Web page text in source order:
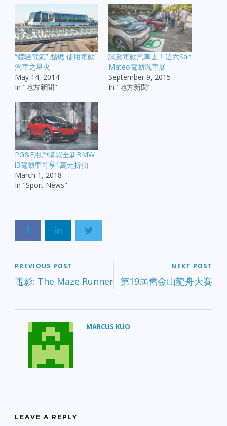
“體驗電氣” 點燃 使用電動
汽車之星火
May 14, 2014
In "地方新聞"
試駕電動汽車去！週六San
Mateo電動汽車展
September 9, 2015
In "地方新聞"
PG&E用戶購買全新BMW
i3電動車可享1萬元折扣
March 1, 2018
In "Sport News"
PREVIOUS POST
電影: The Maze Runner
NEXT POST
第19屆舊金山龍舟大賽
MARCUS KUO
LEAVE A REPLY